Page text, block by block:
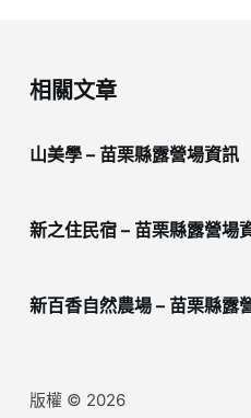
相關文章
山美學 – 苗栗縣露營場資訊
新之住民宿 – 苗栗縣露營場
新百香自然農場 – 苗栗縣露
版權 © 2026